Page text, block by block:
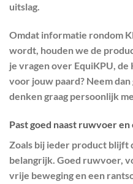
uitslag.
Omdat informatie rondom
wordt, houden we de
je vragen over EquiKPU,
voor jouw paard? Neem
denken graag persoonlijk
Past goed naast ruwvoer
Zoals bij ieder product blijft
belangrijk. Goed ruwvoer,
vrije beweging en een